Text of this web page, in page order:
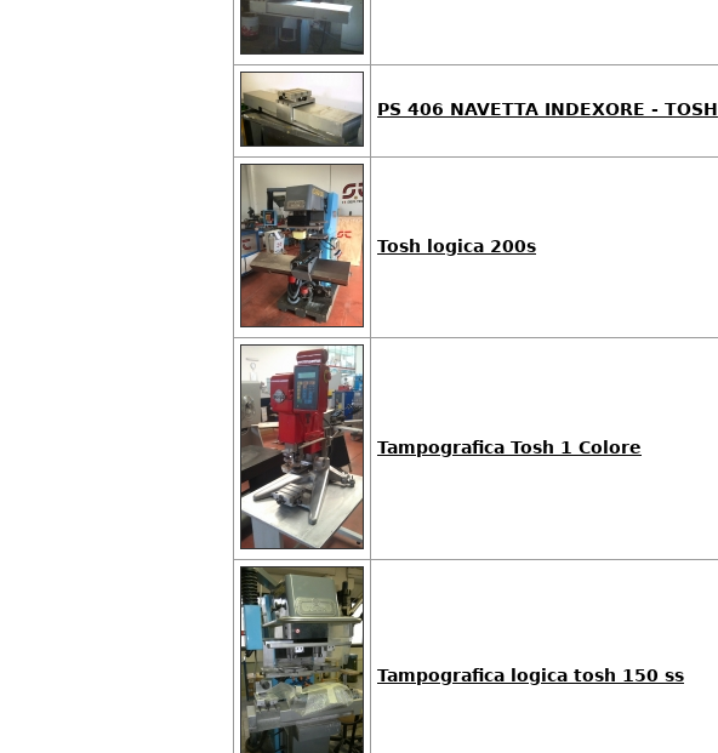
PS 406 NAVETTA INDEXORE - TOSH
Tosh logica 200s
Tampografica Tosh 1 Colore
Tampografica logica tosh 150 ss